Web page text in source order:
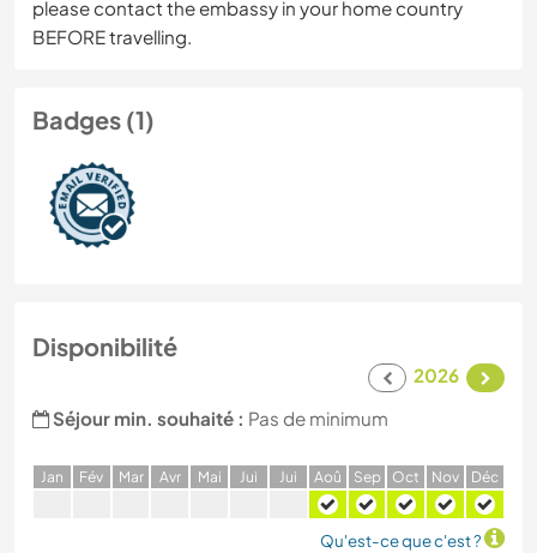
please contact the embassy in your home country
BEFORE travelling.
Badges (1)
Disponibilité
2026
Séjour min. souhaité : Pas de minimum
Jan Fév Mar Avr Mai Jui Jui Aoû Sep Oct Nov Déc
Qu'est-ce que c'est ?